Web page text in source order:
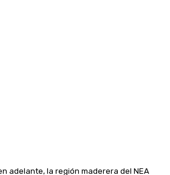
adelante, la región maderera del NEA